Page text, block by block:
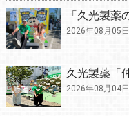
「久光製薬
2026年08月05日
久光製薬「
2026年08月04日